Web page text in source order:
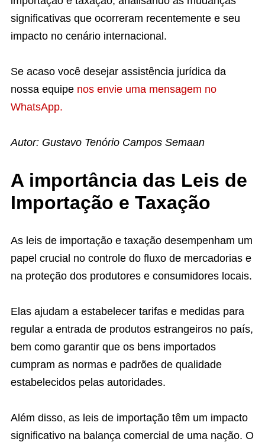
significativas que ocorreram recentemente e seu
impacto no cenário internacional.
Se acaso você desejar assistência jurídica da
nossa equipe nos envie uma mensagem no
WhatsApp.
Autor: Gustavo Tenório Campos Semaan
A importância das Leis de
Importação e Taxação
As leis de importação e taxação desempenham um
papel crucial no controle do fluxo de mercadorias e
na proteção dos produtores e consumidores locais.
Elas ajudam a estabelecer tarifas e medidas para
regular a entrada de produtos estrangeiros no país,
bem como garantir que os bens importados
cumpram as normas e padrões de qualidade
estabelecidos pelas autoridades.
Além disso, as leis de importação têm um impacto
significativo na balança comercial de uma nação. O